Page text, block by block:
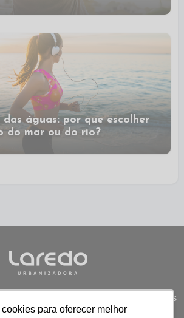
para oferecer melhor
águas: por que escolher
do mar ou do rio?
desenvolve empreendimentos
unindo qualidade, segurança e